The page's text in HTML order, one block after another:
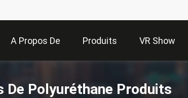
A Propos De
Nous
Produits VR Show
De Polyuréthane Produits